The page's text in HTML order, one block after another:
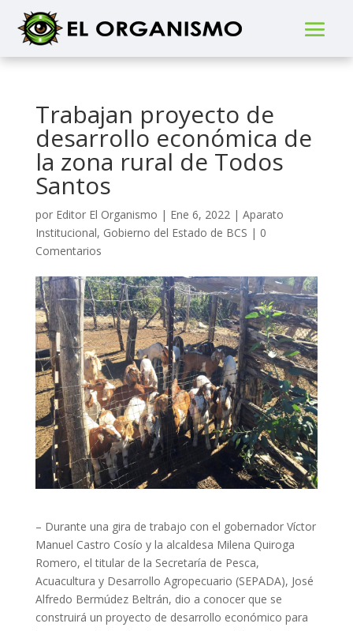
Trabajan proyecto de
desarrollo económica de
la zona rural de Todos
Santos
por Editor El Organismo | Ene 6, 2022| Aparato
Institucional, Gobierno del Estado de BCS | 0
Comentarios
– Durante una gira de trabajo con el gobernador Víctor
Manuel Castro Cosío y la alcaldesa Milena Quiroga
Romero, el titular de la Secretaría de Pesca,
Acuacultura y Desarrollo Agropecuario (SEPADA), José
Alfredo Bermúdez Beltrán, dio a conocer que se
construirá un proyecto de desarrollo económico para